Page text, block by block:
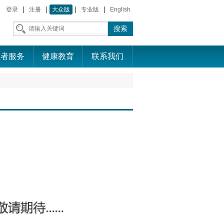
登录 | 注册 | 大众版 | 专业版 | English
服务 健康教育 联系我们